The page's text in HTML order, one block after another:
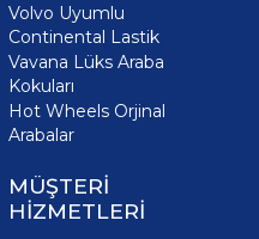
Volvo Uyumlu
Continental Lastik
Vavana Lüks Araba
Kokuları
Hot Wheels Orjinal
Arabalar
MÜŞTERİ
HİZMETLERİ